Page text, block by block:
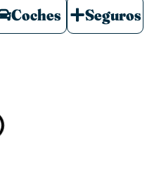
Coches Seguros